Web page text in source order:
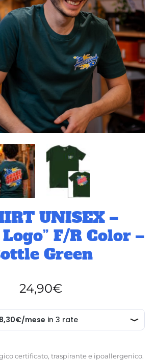
ORANGE
BIANCA
UNISEX –
F/R Color –
Green
24,90€
certificato, traspirante e ipoallergenico.